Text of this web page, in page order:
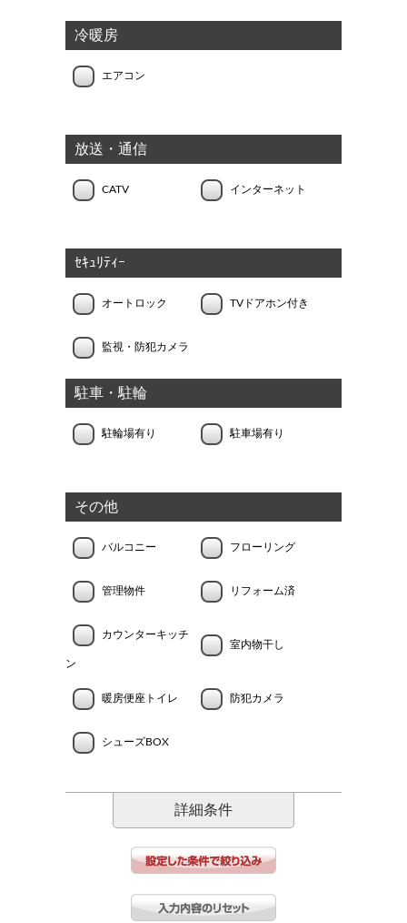
冷暖房
エアコン
放送・通信
CATV インターネット
ｾｷｭﾘﾃｨｰ
オートロック TVドアホン付き
監視・防犯カメラ
駐車・駐輪
駐輪場有り 駐車場有り
その他
バルコニー フローリング
管理物件 リフォーム済
カウンターキッチ
ン
室内物干し
暖房便座トイレ 防犯カメラ
シューズBOX